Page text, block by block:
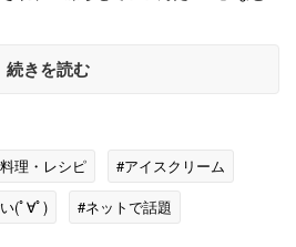
続きを読む
理・レシピ
#アイスクリーム
(ﾟ∀ﾟ) #ネットで話題